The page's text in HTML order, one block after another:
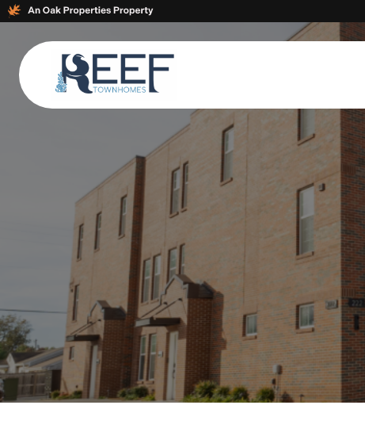
× CLOSE
Video and Photos Tour
Amenities
Apply Today